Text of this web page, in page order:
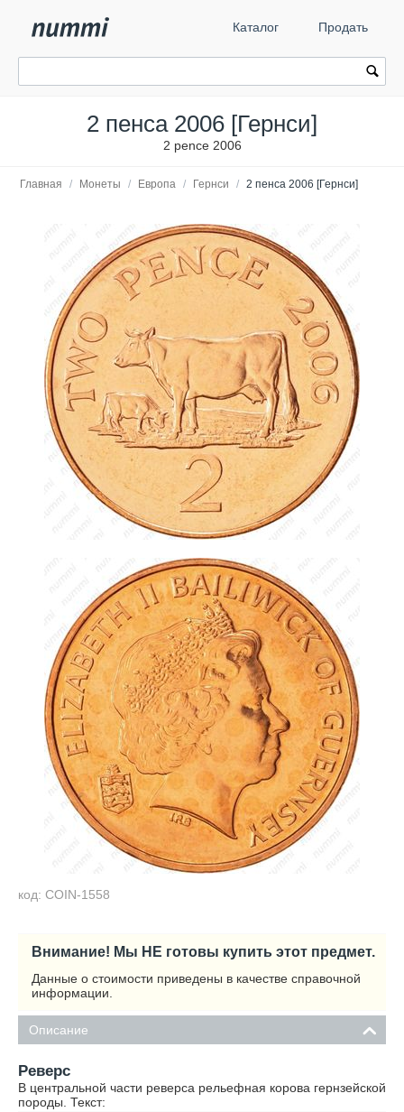
Каталог Продать
2 пенса 2006 [Гернси]
2 pence 2006
Главная / Монеты / Европа / Гернси / 2 пенса 2006 [Гернси]
код: COIN-1558
Внимание! Мы НЕ готовы купить этот предмет.
Данные о стоимости приведены в качестве справочной
информации.
Описание
Реверс
В центральной части реверса рельефная корова гернзейской
породы. Текст: